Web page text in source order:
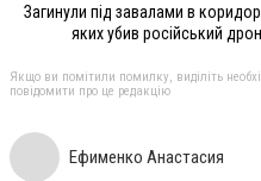
Загинули під завалами в
яких убив російський
Якщо ви помітили помилку, виділіть
повідомити про це редакцію
Ефименко Анастасия